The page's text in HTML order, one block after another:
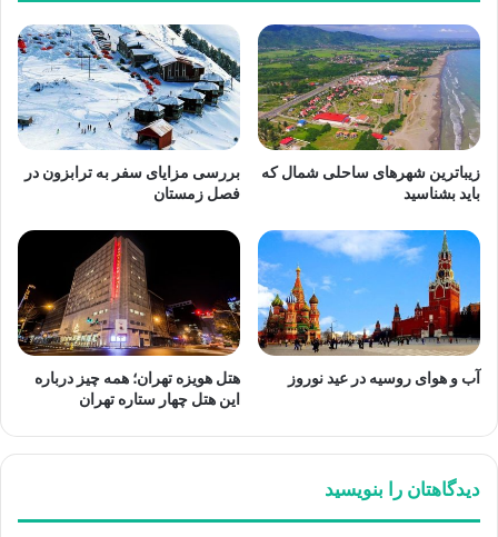
زیباترین شهرهای ساحلی شمال که
باید بشناسید
بررسی مزایای سفر به ترابزون در
فصل زمستان
آب و هوای روسیه در عید نوروز
هتل هویزه تهران؛ همه چیز درباره
این هتل چهار ستاره تهران
دیدگاهتان را بنویسید